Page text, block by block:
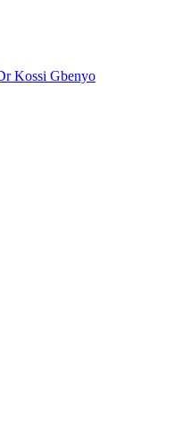
Kossi Gbenyo